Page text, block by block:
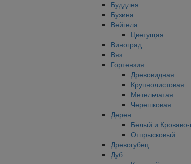
Буддлея
Бузина
Вейгела
Цветущая
Виноград
Вяз
Гортензия
Древовидная
Крупнолистовая
Метельчатая
Черешковая
Дерен
Белый и Кроваво-
Отпрысковый
Древогубец
Дуб